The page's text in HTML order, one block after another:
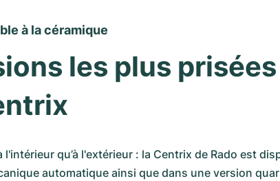
à la céramique
les plus
l'intérieur qu’à l'extérieur : la Centrix de Rado est
automatique ainsi que dans une version